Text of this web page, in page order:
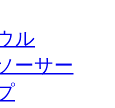
ル
ーサー